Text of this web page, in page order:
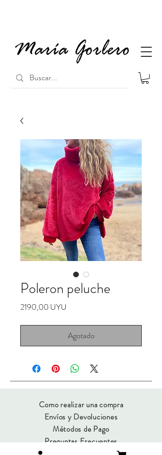
Poleron peluche
2190,00 UYU
Agotado
Como realizar una compra
Envíos y Devoluciones
Métodos de Pago
Preguntas Frecuentes